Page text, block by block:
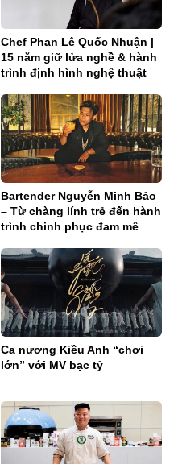
Chef Phan Lê Quốc Nhuận |
15 năm giữ lửa nghề & hành
trình định hình nghệ thuật
Bartender Nguyễn Minh Bảo
– Từ chàng lính trẻ đến hành
trình chinh phục đam mê
Ca nương Kiều Anh “chơi
lớn” với MV bạc tỷ